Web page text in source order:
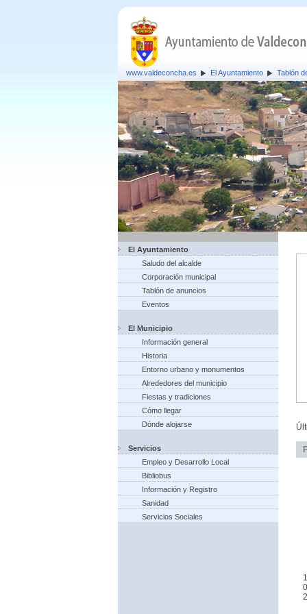
www.valdeconcha.es El Ayuntamiento Tablón
El Ayuntamiento
Saludo del alcalde
Corporación municipal
Tablón de anuncios
Eventos
El Municipio
Información general
Historia
Entorno urbano y monumentos
Alrededores del municipio
Fiestas y tradiciones
Cómo llegar
Dónde alojarse
Servicios
Empleo y Desarrollo Local
Bibliobus
Información y Registro
Sanidad
Servicios Sociales